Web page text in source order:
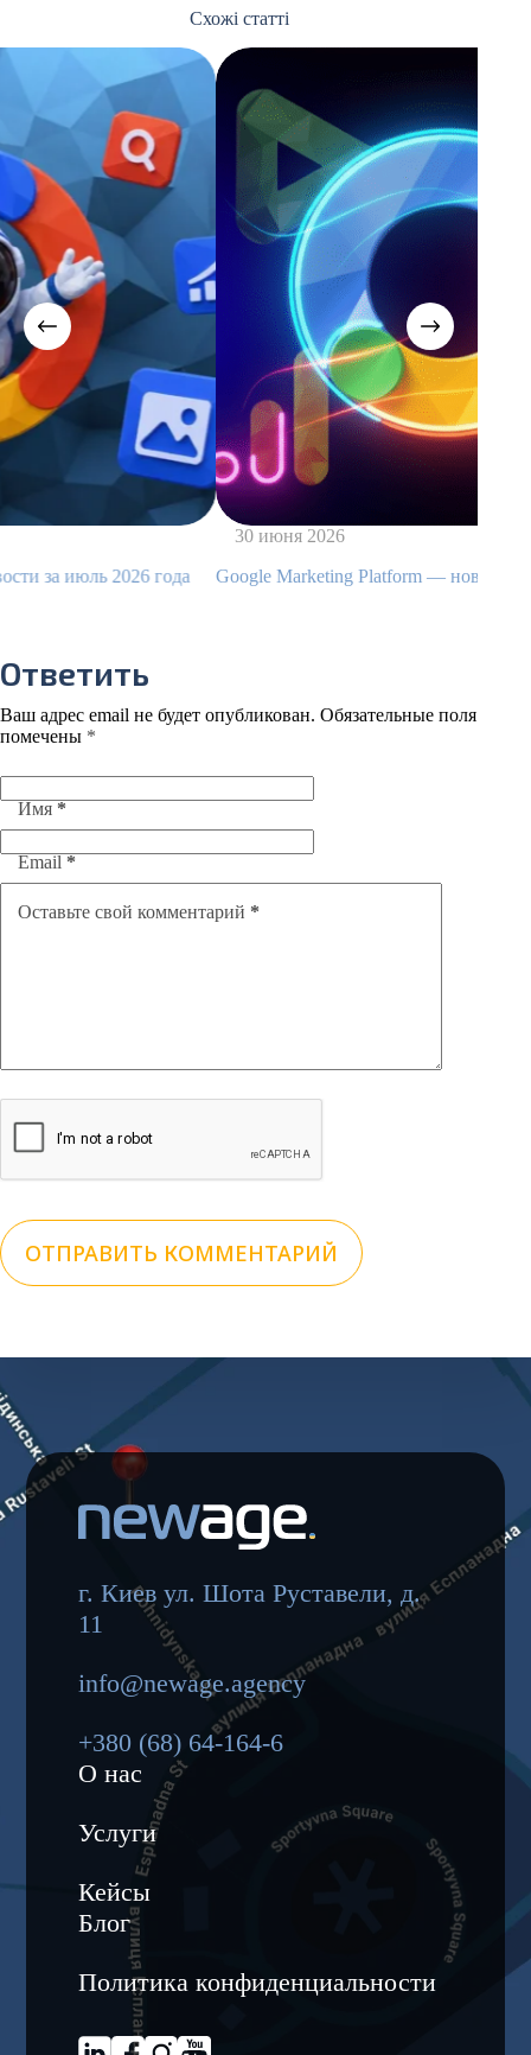
Схожі статті
Google Marketing Platform — новости за июнь 2026 года
Ответить
Ваш адрес email не будет опубликован. Обязательные поля
помечены *
Имя *
Email *
Оставьте свой комментарий *
ОТПРАВИТЬ КОММЕНТАРИЙ
г. Киев ул. Шота Руставели, д.
11
info@newage.agency
+380 (68) 64-164-6
О нас
Услуги
Кейсы
Блог
Политика конфиденциальности